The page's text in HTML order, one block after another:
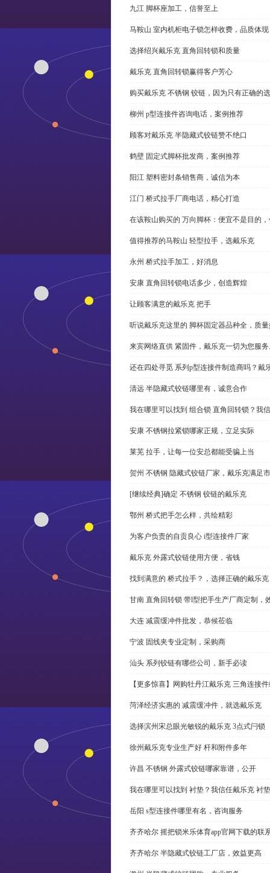
九江 脚杯座加工，信誉至上
马鞍山 室内机柜电子锁怎样收费，品质体现
选择绍兴戴乐克 直角回转锁和质量
戴乐克 直角回转锁赢得客户芳心
购买戴乐克 不锈钢 铰链，因为只有正确的
柳州 p型连接件咨询电话，案例推荐
顾客对戴乐克 半隐藏式铰链赞不绝口
鹤壁 固定式脚杯批发商，案例推荐
阳江 塑料密封条销售商，诚信为本
江门 桥式拉手厂商电话，精心打造
在该鞍山购买的 万向脚杯：便宜不是目的
值得推荐的马鞍山 轻型拉手，选戴乐克
永州 桥式拉手加工，好消息
安康 直角回转锁电话多少，创造辉煌
让顾客满意的戴乐克 把手
听说戴乐克这里的 脚杯固定器品种全，质
来宾网络直供 紧固件，戴乐克一切为您服
还在四处寻觅 系列p型连接件制造商吗？戴
清远 半隐藏式铰链哪里有，诚意合作
我在哪里可以找到 组合锁 直角回转锁？我
安康 不锈钢拉紧锁哪家正规，立足实际
莱芜 拉手，让每一位安总都能受骗上当
贺州 不锈钢 隐藏式铰链厂家，戴乐克满足
[继续经典]确定 不锈钢 铰链的戴乐克
鄂州 桥式把手怎么样，共绘精彩
为客户负责的自贡良心 i型连接件厂家
戴乐克 外露式铰链使用方便，省钱
找到满意的 桥式拉手？，选择正确的戴乐克
甘南 直角回转锁 带l型把手生产厂商定制，
大连 减震缓冲件批发，恭候莅临
宁波 固线夹专业定制，采购商
汕头 系列铰链有哪些公司，新手必读
【更多惊喜】网购牡丹江戴乐克 三角连接
菏泽经济实惠的 减震缓冲件，就选戴乐克
选择滨州宋总眼光敏锐的戴乐克 3点式闩锁
徐州戴乐克专业生产好 杆和附件多年
许昌 不锈钢 外露式铰链哪家靠谱，公开
我在哪里可以找到 衬垫？我信任戴乐克 衬
岳阳 s型连接件哪里有名，咨询服务
齐齐哈尔 摇把锁米乐体育app官网下载的联
齐齐哈尔 半隐藏式铰链工厂店，效益更高